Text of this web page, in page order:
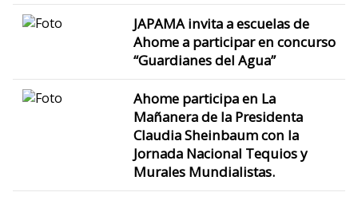
JAPAMA invita a escuelas de
Ahome a participar en concurso
“Guardianes del Agua”
Ahome participa en La
Mañanera de la Presidenta
Claudia Sheinbaum con la
Jornada Nacional Tequios y
Murales Mundialistas.